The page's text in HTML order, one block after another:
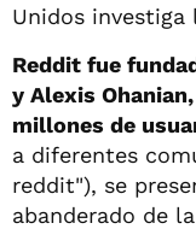
Unidos investiga
Reddit fue
y Alexis
millones de
a diferentes
reddit"), se
abanderado de